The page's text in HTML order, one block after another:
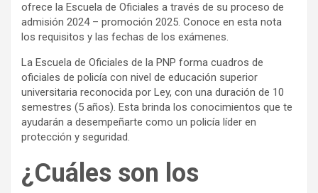
ofrece la Escuela de Oficiales a través de su proceso de
admisión 2024 – promoción 2025. Conoce en esta nota
los requisitos y las fechas de los exámenes.
La Escuela de Oficiales de la PNP forma cuadros de
oficiales de policía con nivel de educación superior
universitaria reconocida por Ley, con una duración de 10
semestres (5 años). Esta brinda los conocimientos que te
ayudarán a desempeñarte como un policía líder en
protección y seguridad.
¿Cuáles son los